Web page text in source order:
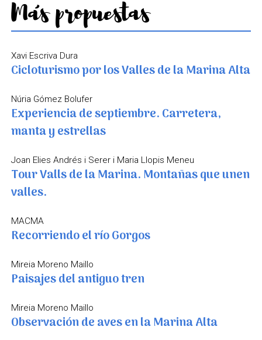
Más propuestas
Xavi Escriva Dura
Cicloturismo por los Valles de la Marina Alta
Núria Gómez Bolufer
Experiencia de septiembre. Carretera,
manta y estrellas
Joan Elies Andrés i Serer i Maria Llopis Meneu
Tour Valls de la Marina. Montañas que unen
valles.
MACMA
Recorriendo el río Gorgos
Mireia Moreno Maillo
Paisajes del antiguo tren
Mireia Moreno Maillo
Observación de aves en la Marina Alta